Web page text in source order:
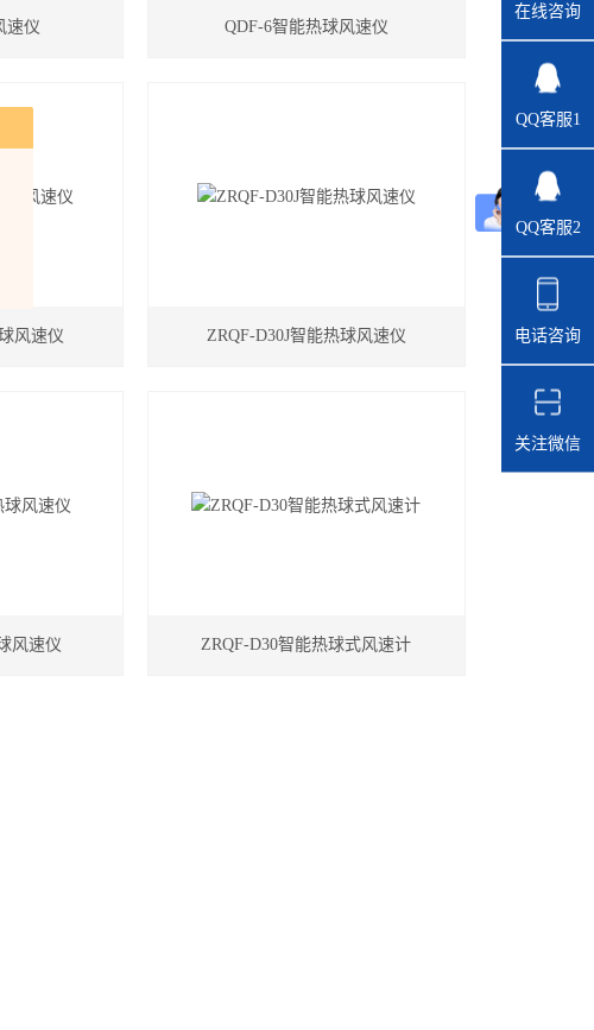
速仪 QDF-6智能热球风速仪
风速仪 ZRQF-D30J智能热球风速仪
风速仪 ZRQF-D30智能热球式风速计
在线咨询
QQ客服1
QQ客服2
电话咨询
关注微信